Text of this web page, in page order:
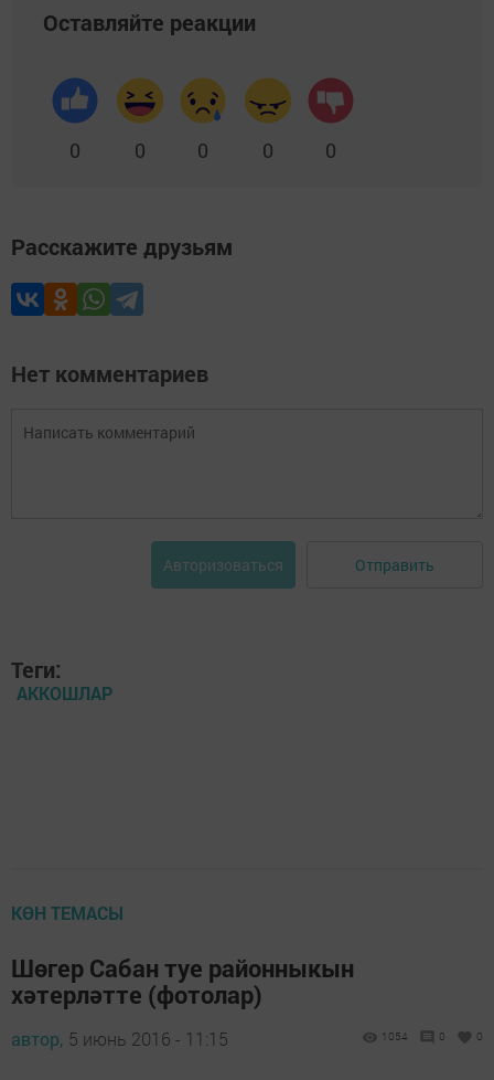
Оставляйте реакции
0 0 0 0 0
Расскажите друзьям
Нет комментариев
Авторизоваться Отправить
Теги:
АККОШЛАР
КӨН ТЕМАСЫ
Шөгер Сабан туе районныкын
хәтерләтте (фотолар)
автор, 5 июнь 2016 - 11:15 1054 0 0